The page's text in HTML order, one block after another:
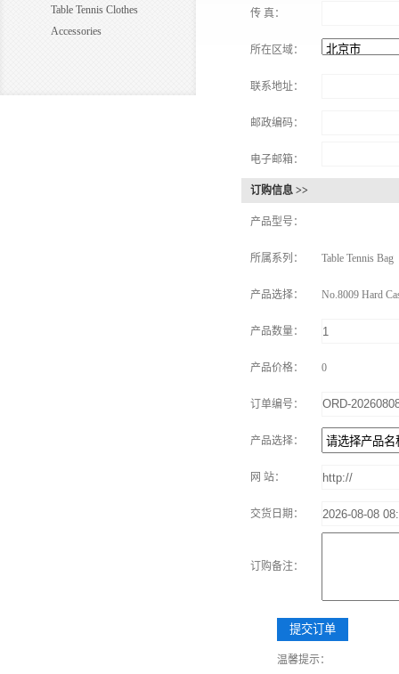
Table Tennis Clothes
Accessories
传 真：
所在区域：
联系地址：
邮政编码：
电子邮箱：
订购信息 >>
产品型号：
所属系列： Table Tennis Bag
产品选择： No.8009 Hard
产品数量：
产品价格： 0
订单编号：
产品选择：
网 站：
交货日期：
订购备注：
温馨提示：